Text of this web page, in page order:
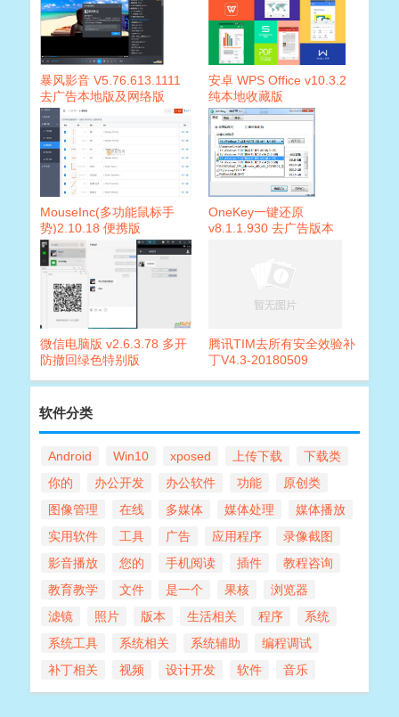
暴风影音 V5.76.613.1111
去广告本地版及网络版
安卓 WPS Office v10.3.2
纯本地收藏版
MouseInc(多功能鼠标手
势)2.10.18 便携版
OneKey一键还原
v8.1.1.930 去广告版本
微信电脑版 v2.6.3.78 多开
防撤回绿色特别版
腾讯TIM去所有安全效验补
丁V4.3-20180509
软件分类
Android Win10 xposed 上传下载
下载类
你的
办公开发 办公软件 功能
原创类
图像管理
在线 多媒体 媒体处理
媒体播放
实用软件
工具 广告 应用程序
录像截图
影音播放
您的 手机阅读 插件
教程咨询
教育教学
文件 是一个 果核
浏览器
滤镜
照片 版本 生活相关 程序
系统
系统工具
系统相关 系统辅助
编程调试
补丁相关
视频 设计开发 软件 音乐